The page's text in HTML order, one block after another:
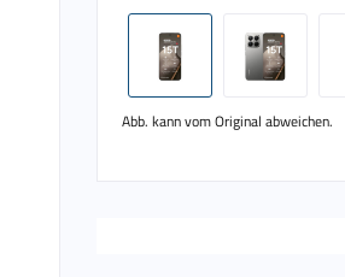
Abb. kann vom Original abweichen.